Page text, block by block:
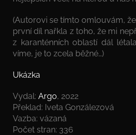
(Autorovi se tímto omlouvám,
první díl nařkla z toho, že mi
z karanténních oblastí dál
víme, je to zcela běžné…)
Ukázka
Vydal: Argo, 2022
Překlad: Iveta Gonzálezová
Vazba: vázaná
Počet stran: 336